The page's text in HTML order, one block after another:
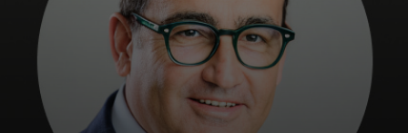
Novosti i trendovi